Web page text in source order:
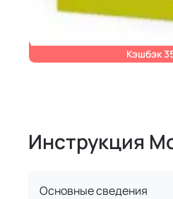
Кэшбэк
Инструкция
Основные сведения